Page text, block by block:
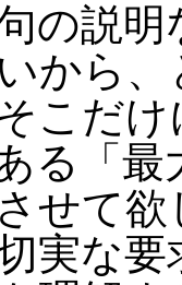
の説明
から
こだ
る「
せて
実な